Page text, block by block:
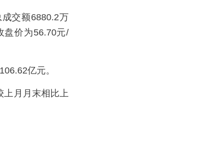
交额6880.2万
盘价为56.70元/
亿元。
上月月末相比上